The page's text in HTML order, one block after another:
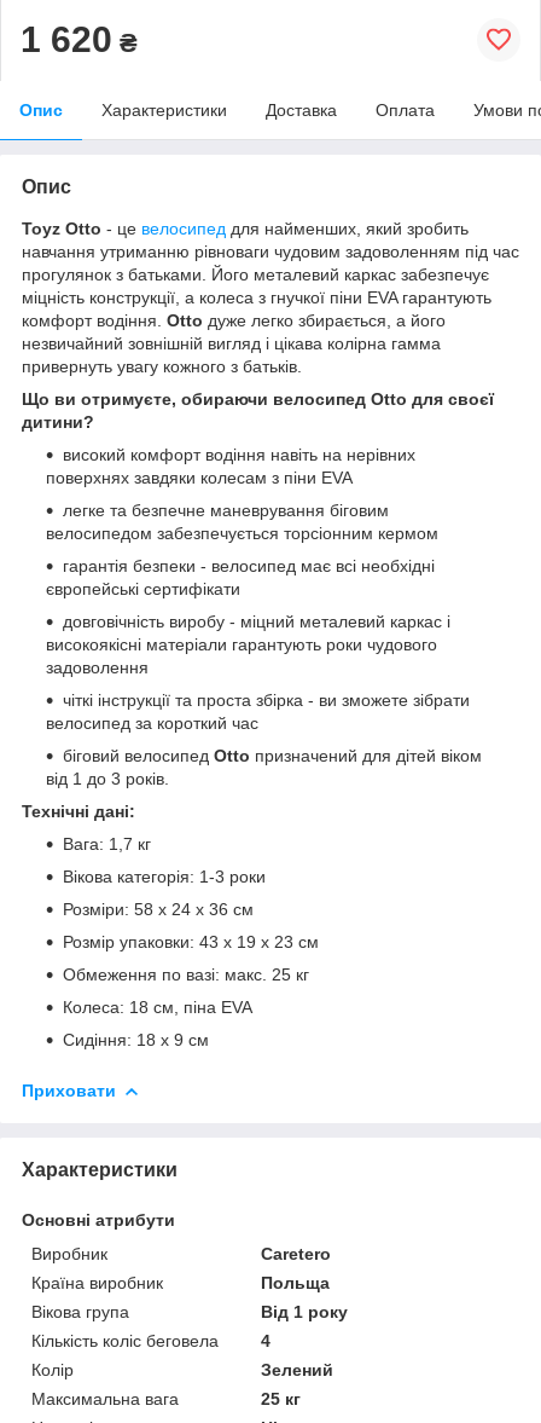
1 620 ₴
Опис Характеристики Доставка Оплата Умови
Опис
Toyz Otto - це велосипед для найменших, який зробить
навчання утриманню рівноваги чудовим задоволенням під час
прогулянок з батьками. Його металевий каркас забезпечує
міцність конструкції, а колеса з гнучкої піни EVA гарантують
комфорт водіння. Otto дуже легко збирається, а його
незвичайний зовнішній вигляд і цікава колірна гамма
привернуть увагу кожного з батьків.
Що ви отримуєте, обираючи велосипед Otto для своєї
дитини?
високий комфорт водіння навіть на нерівних
поверхнях завдяки колесам з піни EVA
легке та безпечне маневрування біговим
велосипедом забезпечується торсіонним кермом
гарантія безпеки - велосипед має всі необхідні
європейські сертифікати
довговічність виробу - міцний металевий каркас і
високоякісні матеріали гарантують роки чудового
задоволення
чіткі інструкції та проста збірка - ви зможете зібрати
велосипед за короткий час
біговий велосипед Otto призначений для дітей віком
від 1 до 3 років.
Технічні дані:
Вага: 1,7 кг
Вікова категорія: 1-3 роки
Розміри: 58 ​​х 24 х 36 см
Розмір упаковки: 43 х 19 х 23 см
Обмеження по вазі: макс. 25 кг
Колеса: 18 см, піна EVA
Сидіння: 18 х 9 см
Приховати
Характеристики
Основні атрибути
Виробник
Caretero
Країна виробник
Польща
Вікова група
Від 1 року
Кількість коліс беговела
4
Колір
Зелений
Максимальна вага
25 кг